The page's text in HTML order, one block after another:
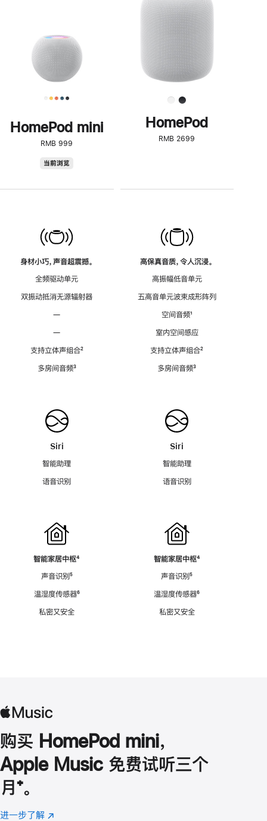
HomePod mini
RMB 999
当前浏览
身材小巧，声音超震撼。
全频驱动单元
双振动抵消无源辐射器
—
—
支持立体声组合脚
²
多房间音频脚
³
Siri
智能助理
语音识别
智能家居中枢脚
⁴
声音识别脚
⁵
温湿度传感器脚
⁶
私密又安全
了
解
HomePod<
HomePod
RMB 2699
高保真音质，令人沉浸。
高振幅低音单元
五高音单元波束成形阵列
空间音频脚
¹
室内空间感应
支持立体声组合脚
²
多房间音频脚
³
Siri
智能助理
语音识别
智能家居中枢脚
⁴
声音识别脚
⁵
温湿度传感器脚
⁶
私密又安全
购买 HomePod mini，
Apple Music 免费试听三个
月 脚
注
⁺。
进一步了解 Apple
(在